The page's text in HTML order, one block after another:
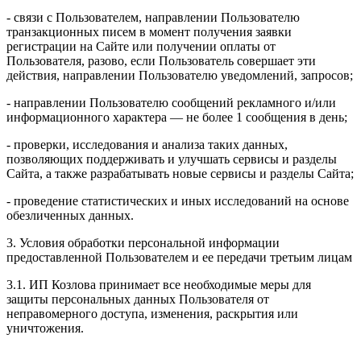
- связи с Пользователем, направлении Пользователю
транзакционных писем в момент получения заявки
регистрации на Сайте или получении оплаты от
Пользователя, разово, если Пользователь совершает эти
действия, направлении Пользователю уведомлений, запросов;
- направлении Пользователю сообщений рекламного и/или
информационного характера — не более 1 сообщения в день;
- проверки, исследования и анализа таких данных,
позволяющих поддерживать и улучшать сервисы и разделы
Сайта, а также разрабатывать новые сервисы и разделы Сайта;
- проведение статистических и иных исследований на основе
обезличенных данных.
3. Условия обработки персональной информации
предоставленной Пользователем и ее передачи третьим лицам
3.1. ИП Козлова принимает все необходимые меры для
защиты персональных данных Пользователя от
неправомерного доступа, изменения, раскрытия или
уничтожения.